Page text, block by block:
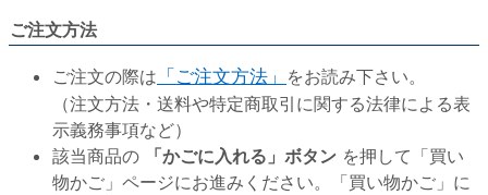
ご注文方法
ご注文の際は 「ご注文方法」 をお読み下さい。
（注文方法・送料や特定商取引に関する法律による表
示義務事項など）
該当商品の
「かごに入れる」ボタン を押して「買い
物かご」ページにお進みください。「買い物かご」に